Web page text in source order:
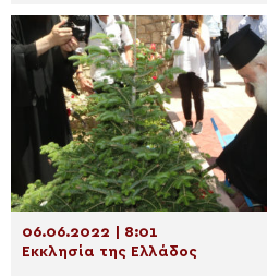
06.06.2022 | 8:01
Εκκλησία της Ελλάδος